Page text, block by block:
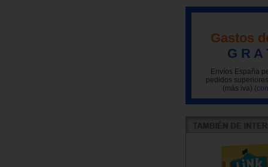
Gastos
G R A
Envíos España
pedidos
(más iva)